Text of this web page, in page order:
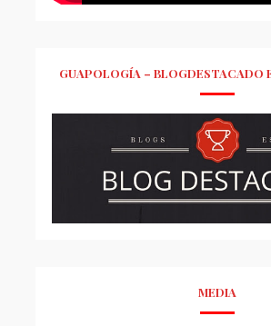
GUAPOLOGÍA – BLOGDESTACADO
MEDIA